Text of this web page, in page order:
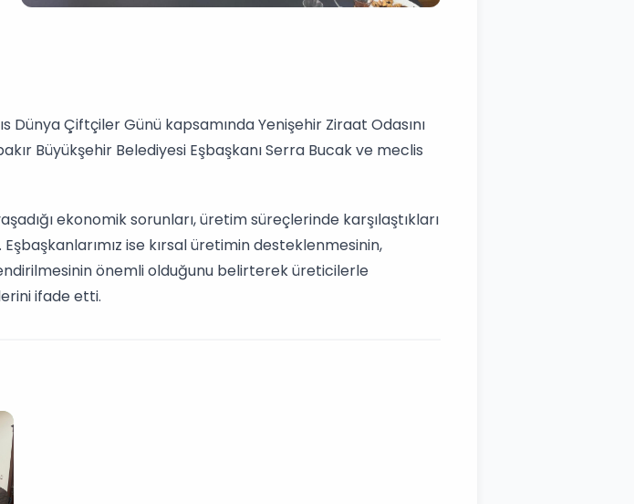
Dünya Çiftçiler Günü kapsamında Yenişehir Ziraat Odasını
Büyükşehir Belediyesi Eşbaşkanı Serra Bucak ve meclis
ekonomik sorunları, üretim süreçlerinde karşılaştıkları
ise kırsal üretimin desteklenmesinin,
önemli olduğunu belirterek üreticilerle
ifade etti.